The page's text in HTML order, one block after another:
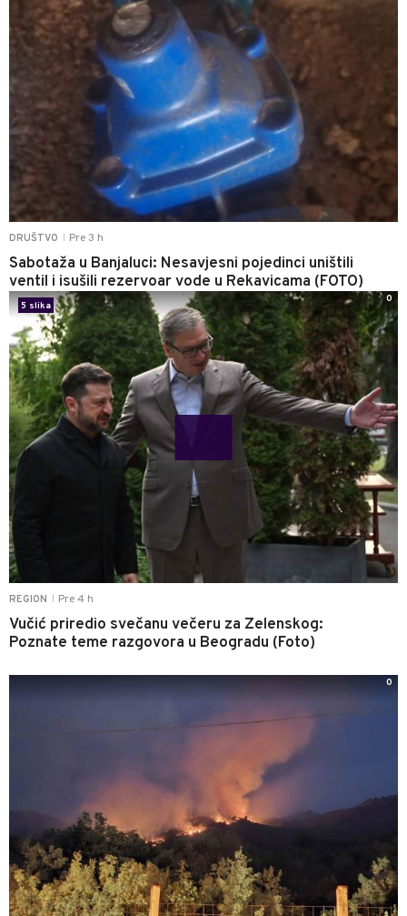
DRUŠTVO Pre 3 h
Sabotaža u Banjaluci: Nesavjesni pojedinci uništili
ventil i isušili rezervoar vode u Rekavicama (FOTO)
REGION Pre 4 h
Vučić priredio svečanu večeru za Zelenskog:
Poznate teme razgovora u Beogradu (Foto)
5 slika
0
0